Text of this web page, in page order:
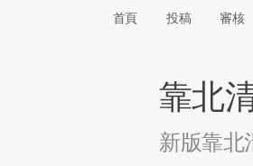
首頁 投稿 審核
靠北
新版靠北